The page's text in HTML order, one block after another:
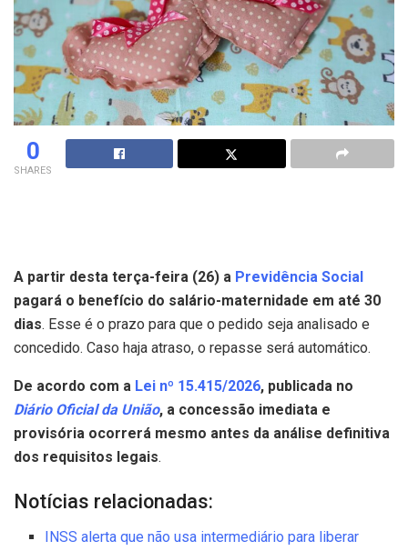
0
SHARES
A partir desta terça-feira (26) a Previdência Social
pagará o benefício do salário-maternidade em até 30
dias. Esse é o prazo para que o pedido seja analisado e
concedido. Caso haja atraso, o repasse será automático.
De acordo com a Lei nº 15.415/2026, publicada no
Diário Oficial da União, a concessão imediata e
provisória ocorrerá mesmo antes da análise definitiva
dos requisitos legais.
Notícias relacionadas:
INSS alerta que não usa intermediário para liberar